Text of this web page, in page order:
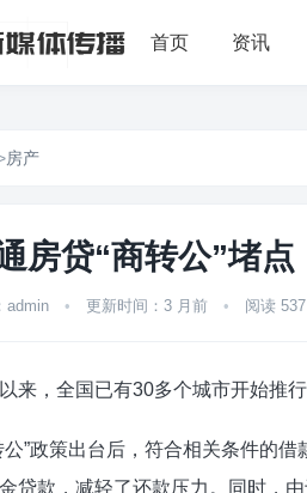
首页 资讯
房产
房贷“商转公”堵点
admin • 更新时间：3 月前 • 阅读 537
来，全国已有30多个城市开始推
公”政策出台后，符合相关条件的
贷款，减轻了还款压力。同时，